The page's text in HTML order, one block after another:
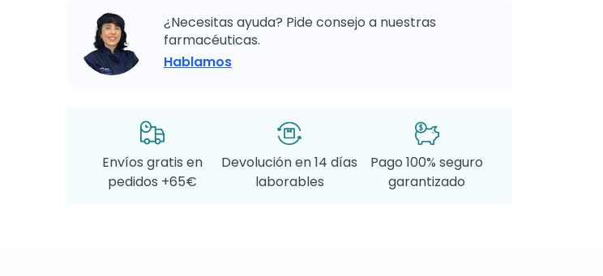
¿Necesitas ayuda? Pide consejo a nuestras
farmacéuticas.
Hablamos
Envíos gratis en
pedidos +65€
Devolución en 14 días
laborables
Pago 100% seguro
garantizado